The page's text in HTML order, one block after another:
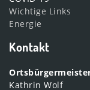
Wichtige Links
Energie
Kontakt
Kathrin Wolf